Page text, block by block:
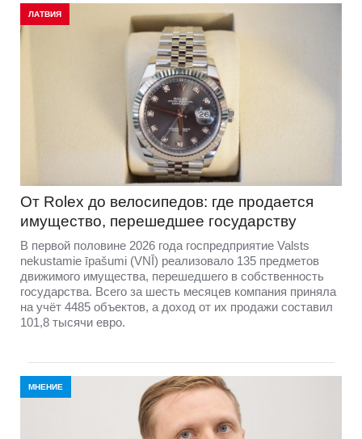
ЛАТВИЯ
От Rolex до велосипедов: где продается
имущество, перешедшее государству
В первой половине 2026 года госпредприятие Valsts
nekustamie īpašumi (VNĪ) реализовало 135 предметов
движимого имущества, перешедшего в собственность
государства. Всего за шесть месяцев компания приняла
на учёт 4485 объектов, а доход от их продажи составил
101,8 тысячи евро.
МНЕНИЕ